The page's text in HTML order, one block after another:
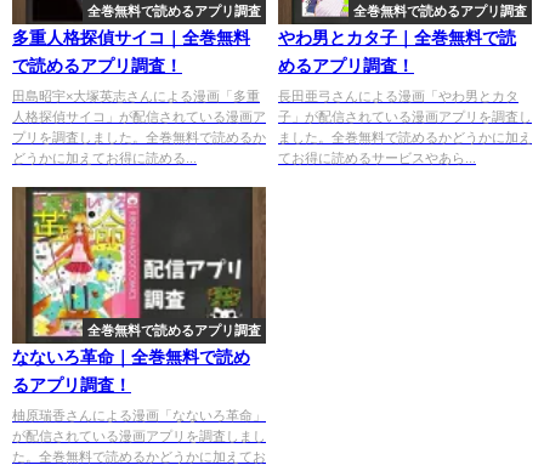
全巻無料で読めるアプリ調査
多重人格探偵サイコ｜全巻無料
で読めるアプリ調査！
田島昭宇×大塚英志さんによる漫画「多重
人格探偵サイコ」が配信されている漫画ア
プリを調査しました。全巻無料で読めるか
どうかに加えてお得に読める...
全巻無料で読めるアプリ調査
やわ男とカタ子｜全巻無料で読
めるアプリ調査！
長田亜弓さんによる漫画「やわ男とカタ
子」が配信されている漫画アプリを調査し
ました。全巻無料で読めるかどうかに加え
てお得に読めるサービスやあら...
全巻無料で読めるアプリ調査
なないろ革命｜全巻無料で読め
るアプリ調査！
柚原瑞香さんによる漫画「なないろ革命」
が配信されている漫画アプリを調査しまし
た。全巻無料で読めるかどうかに加えてお